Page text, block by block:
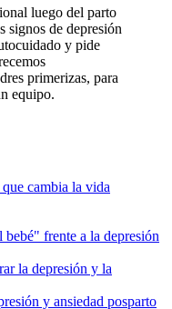
luego del parto
signos de depresión
y pide
primerizas, para
equipo.
cambia la vida
frente a la depresión
la depresión y la
y ansiedad posparto